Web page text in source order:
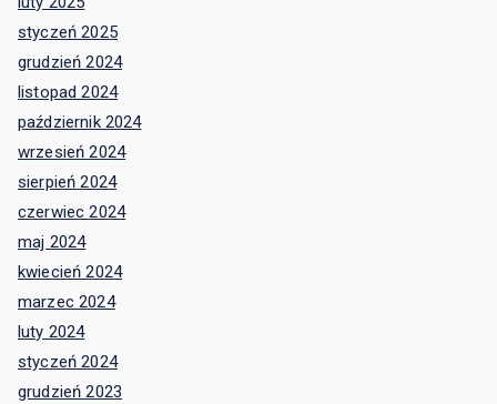
styczeń 2025
grudzień 2024
listopad 2024
październik 2024
wrzesień 2024
sierpień 2024
czerwiec 2024
maj 2024
kwiecień 2024
marzec 2024
luty 2024
styczeń 2024
grudzień 2023